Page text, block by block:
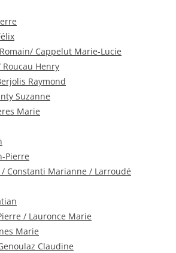
Cappelut Marie-Lucie
Henry
Raymond
Suzanne
Marie
Pierre
Constanti Marianne / Larroudé
/ Lauronce Marie
Marie
Claudine